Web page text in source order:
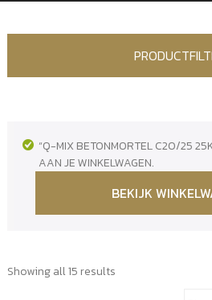
“Q-MIX BETONMORTEL C20/25
AAN JE WINKELWAGEN.
BEKIJK
Showing all 15 results